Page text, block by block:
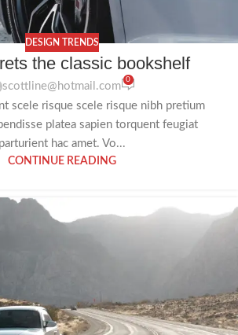
DESIGN TRENDS
the classic bookshelf
scottline@hotmail.com
0
scele risque scele risque nibh pretium
platea sapien torquent feugiat
parturient hac amet. Vo...
CONTINUE READING